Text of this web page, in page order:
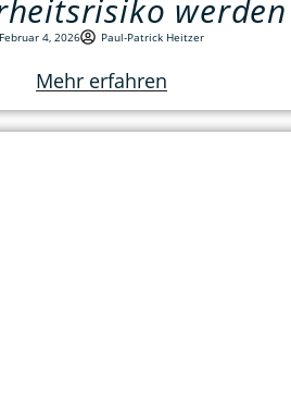
werden
Februar 4, 2026 Paul-Patrick Heitzer
Mehr erfahren